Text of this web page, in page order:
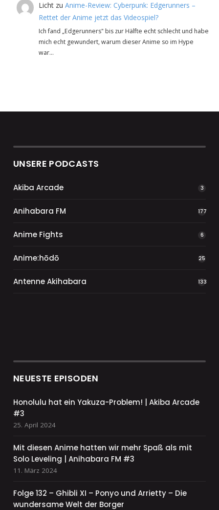
Licht zuAnime-Review: Cyberpunk: Edgerunners –
Rettet der Anime jetzt das Videospiel?
Ich fand „Edgerunners" bis zur Hälfte echt schlecht und habe
mich echt gewundert, warum dieser Anime so im Hype
war…
UNSERE PODCASTS
Akiba Arcade 3
Anihabara FM 177
Anime Fights 6
Anime:hōdō 25
Antenne Akihabara 133
NEUESTE EPISODEN
Honolulu hat ein Yakuza-Problem! | Akiba Arcade
#3
25. April 2024
Mit diesen Anime hatten wir mehr Spaß als mit
Solo Leveling | Anihabara FM #3
11. März 2024
Folge 132 – Ghibli XI – Ponyo und Arrietty – Die
wundersame Welt der Borger